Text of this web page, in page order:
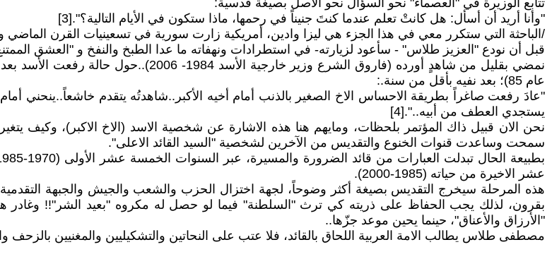
تتابع الوزيرة في "العصماء" نحو السؤال نحو الأصل بصيغة قدسية:
"وأنا أريد أن أسأل: هل كانتْ تعلم عندما كنتَ جنيناً في رحمها، ماذا ستكون في الأيام التالية؟".[3]
/الباحثة التي ستكرر معي في هذا الجزء هي ليزا وادين، أمريكية زارت سورية في تسعينيات القرن
قبل أن نودع "العزيز طلاس" - سأعود لزيارته- في استطرادات ونهفاته ما عدا الطبخ والنفخ و "العشق
نمضي بقليل من شاهدٍ أورده (فاروق الشرع وزير
عام 85)؛ بعد نفيه بأقل من سنة.:
"عادَ رفعت صاغراً بطريقة الاحساس الاخ الصغير بالذنب أمام أخيه الأكبر..شاهدتُه يتقدم خاشعاً..ينحني
يستجدي العطف من أبيه..".[4]
نحن الان قبيل ذاك المؤتمر بلحظات، ومايهم هنا هذه الاشارة عن شخصية الاسد (الاخ الاكبر)، وكيف
سمحت وساعدت قنوات الخنوع والتقديس من الآخرين لشخصية "السيد القائد الاعلى".
عشر الاخيرة من حياته (1985-2000).
هذه المرحلة سيخرج التقديس بصيغة أكثر وضوحاً، لجهة اختزال الحزب والشعب والجيش والجبهة
بقرون، لذلك يجب الحفاظ على ذريته كي ترث "السلطنة" فيما لو حصل له مكروه "بعيد الشر"!! وغادر هذه
"الأرزاق والأعناق"، حينما يحين موعد جزّها..
مصطفى طلاس يطالب الامة العربية اللحاق بالقائد، فلا عتب على النحاتين والتشكيليين والمغنيين